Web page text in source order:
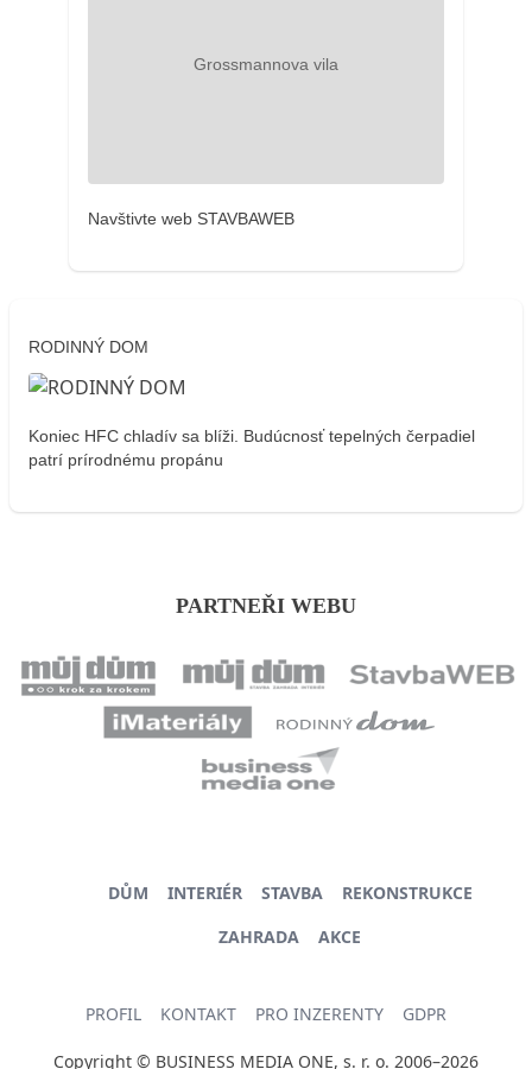
Navštivte web STAVBAWEB
RODINNÝ DOM
Koniec HFC chladív sa blíži. Budúcnosť tepelných čerpadiel
patrí prírodnému propánu
PARTNEŘI WEBU
DŮM INTERIÉR STAVBA
REKONSTRUKCE
ZAHRADA
AKCE
PROFIL KONTAKT PRO INZERENTY GDPR
Copyright © BUSINESS MEDIA ONE, s. r. o. 2006–2026